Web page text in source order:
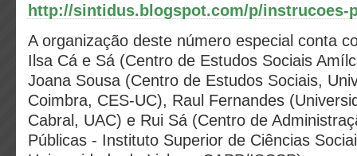
http://sintidus.blogspot.com/p/instrucoes-
A organização deste número especial conta
Ilsa Cá e Sá (Centro de Estudos Sociais
Joana Sousa (Centro de Estudos Sociais,
Coimbra, CES-UC), Raul Fernandes
Cabral, UAC) e Rui Sá (Centro de
Públicas - Instituto Superior de Ciências